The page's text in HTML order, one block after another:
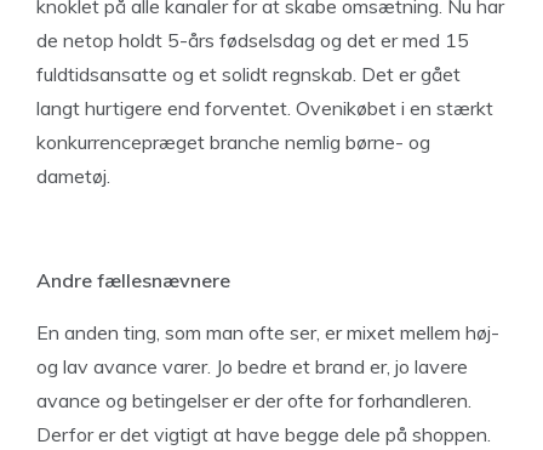
knoklet på alle kanaler for at skabe omsætning. Nu har
de netop holdt 5-års fødselsdag og det er med 15
fuldtidsansatte og et solidt regnskab. Det er gået
langt hurtigere end forventet. Ovenikøbet i en stærkt
konkurrencepræget branche nemlig børne- og
dametøj.
Andre fællesnævnere
En anden ting, som man ofte ser, er mixet mellem høj-
og lav avance varer. Jo bedre et brand er, jo lavere
avance og betingelser er der ofte for forhandleren.
Derfor er det vigtigt at have begge dele på shoppen.